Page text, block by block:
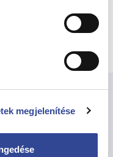
megjelenítése